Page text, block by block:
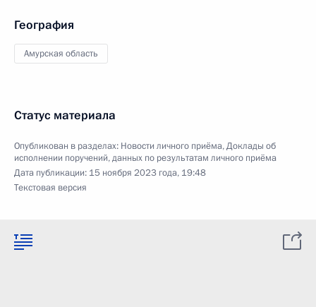
География
Амурская область
Статус материала
Опубликован в разделах: Новости личного приёма,Доклады об
исполнении поручений, данных по результатам личного приёма
Дата публикации: 15 ноября 2023 года, 19:48
Текстовая версия